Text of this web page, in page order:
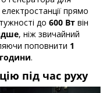
прямо
до 600 Вт він
, ніж звичайний
поповнити 1
.
під час руху